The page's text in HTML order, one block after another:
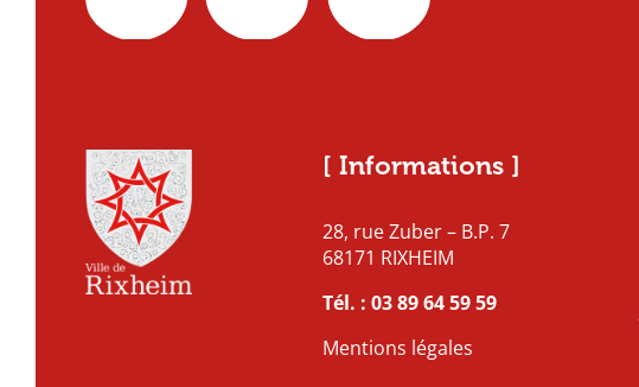
[ Informations ]
28, rue Zuber – B.P. 7
68171 RIXHEIM
Tél. : 03 89 64 59 59
Mentions légales